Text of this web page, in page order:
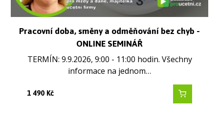
Pracovní doba, směny a odměňování bez chyb -
ONLINE SEMINÁŘ
TERMÍN: 9.9.2026, 9:00 - 11:00 hodin. Všechny
informace na jednom…
1 490Kč